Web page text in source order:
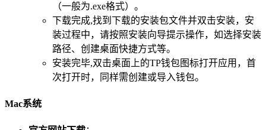
（一般为.exe格式）。
下载完成,找到下载的安装包文件并双击安装，安
装过程中，请按照安装向导提示操作，如选择安装
路径、创建桌面快捷方式等。
安装完毕,双击桌面上的TP钱包图标打开应用，首
次打开时，同样需创建或导入钱包。
Mac系统